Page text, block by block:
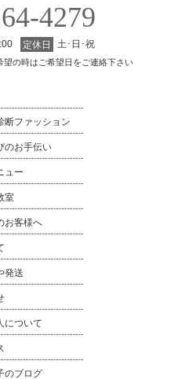
4279
定休日 土･日･祝
望の時はご希望日をご連絡下さい
断ファッション
のお手伝い
ュー
室
お客様へ
発送
について
のブログ